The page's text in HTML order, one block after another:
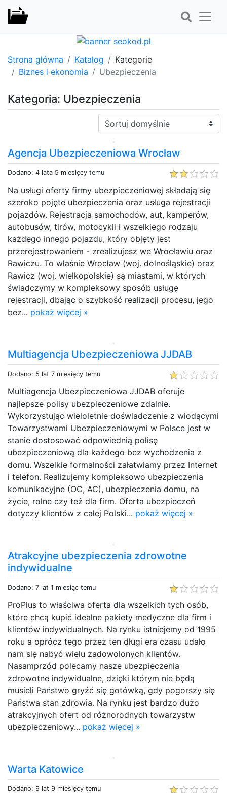
Strona główna Katalog
Kategorie
Biznes i ekonomia
Ubezpieczenia
Kategoria: Ubezpieczenia
Sortuj:
Agencja Ubezpieczeniowa Wrocław
Dodano: 4 lata 5 miesięcy temu
Na usługi oferty firmy ubezpieczeniowej składają się
szeroko pojęte ubezpieczenia oraz usługa rejestracji
pojazdów. Rejestracja samochodów, aut, kamperów,
autobusów, tirów, motocykli i wszelkiego rodzaju
każdego innego pojazdu, który objęty jest
przerejestrowaniem - zrealizujesz we Wrocławiu oraz
Rawiczu. To właśnie Wrocław (woj. dolnośląskie) oraz
Rawicz (woj. wielkopolskie) są miastami, w których
świadczymy w kompleksowy sposób usługę
rejestracji, dbając o szybkość realizacji procesu, jego
bez... pokaż więcej »
Multiagencja Ubezpieczeniowa JJDAB
Dodano: 5 lat 7 miesięcy temu
Multiagencja Ubezpieczeniowa JJDAB oferuje
najlepsze polisy ubezpieczeniowe zdalnie.
Wykorzystując wieloletnie doświadczenie z wiodącymi
Towarzystwami Ubezpieczeniowymi w Polsce jest w
stanie dostosować odpowiednią polisę
ubezpieczeniową dla każdego bez wychodzenia z
domu. Wszelkie formalności załatwiamy przez Internet
i telefon. Realizujemy kompleksowo ubezpieczenia
komunikacyjne (OC, AC), ubezpieczenia domu, na
życie, rolne czy też dla firm. Oferta ubezpieczeń
dotyczy klientów z całej Polski... pokaż więcej »
Atrakcyjne ubezpieczenia zdrowotne
indywidualne
Dodano: 7 lat 1 miesiąc temu
ProPlus to właściwa oferta dla wszelkich tych osób,
które chcą kupić idealne pakiety medyczne dla firm i
klientów indywidualnych. Na rynku istniejemy od 1995
roku a oprócz tego przez ten długi era czasu udało
nam się nabyć wielu zadowolonych klientów.
Nasamprzód polecamy nasze ubezpieczenia
zdrowotne indywidualne, dzięki którym nie będą
musieli Państwo gryźć się gotówką, gdy pogorszy się
Państwa stan zdrowia. Na rynku jest bardzo dużo
atrakcyjnych ofert od różnorodnych towarzystw
ubezpieczeniowy... pokaż więcej »
Warta Katowice
Dodano: 9 lat 9 miesięcy temu